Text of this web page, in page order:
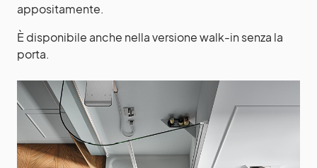
appositamente.
È disponibile anche nella versione walk-in senza la
porta.